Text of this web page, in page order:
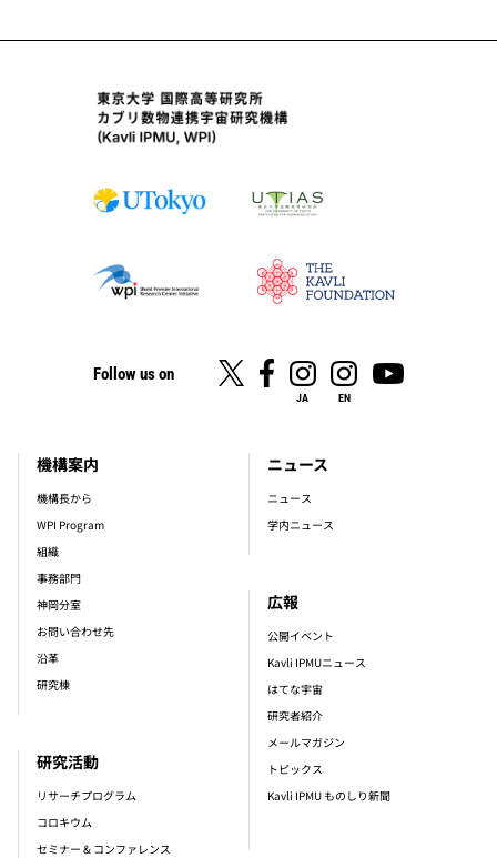
Follow us on
JA EN
footer_main_menu
機構案内
機構長から
WPI Program
組織
事務部門
神岡分室
お問い合わせ先
沿革
研究棟
研究活動
リサーチプログラム
コロキウム
セミナー & コンファレンス
ニュース
ニュース
学内ニュース
広報
公開イベント
Kavli IPMUニュース
はてな宇宙
研究者紹介
メールマガジン
トピックス
Kavli IPMU ものしり新聞